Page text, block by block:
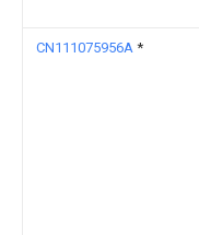
CN111075956A *